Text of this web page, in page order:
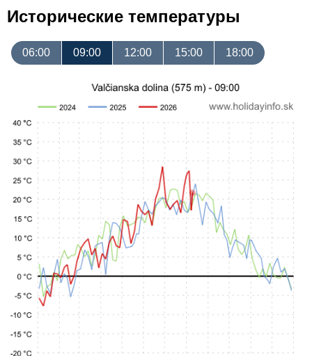
Исторические температуры
06:00 09:00 12:00 15:00 18:00